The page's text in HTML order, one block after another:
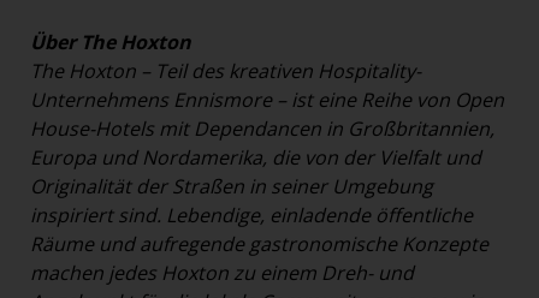
Über The Hoxton
The Hoxton – Teil des kreativen Hospitality-
Unternehmens Ennismore – ist eine Reihe von Open
House-Hotels mit Dependancen in Großbritannien,
Europa und Nordamerika, die von der Vielfalt und
Originalität der Straßen in seiner Umgebung
inspiriert sind. Lebendige, einladende öffentliche
Räume und aufregende gastronomische Konzepte
machen jedes Hoxton zu einem Dreh- und